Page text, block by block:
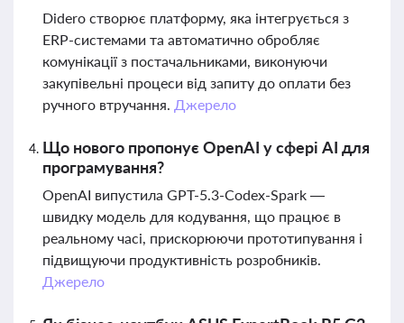
Didero створює платформу, яка інтегрується з
ERP-системами та автоматично обробляє
комунікації з постачальниками, виконуючи
закупівельні процеси від запиту до оплати без
ручного втручання. Джерело
Що нового пропонує OpenAI у сфері AI для
програмування?
OpenAI випустила GPT-5.3-Codex-Spark —
швидку модель для кодування, що працює в
реальному часі, прискорюючи прототипування і
підвищуючи продуктивність розробників.
Джерело